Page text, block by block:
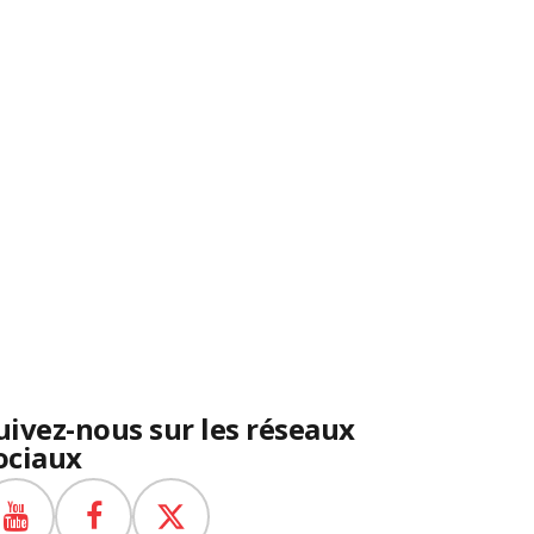
nous sur les réseaux